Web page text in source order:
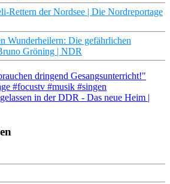
Rettern der Nordsee | Die Nordreportage
Wunderheilern: Die gefährlichen
Gröning | NDR
dringend Gesangsunterricht!"
#focustv #musik #singen
in der DDR - Das neue Heim |